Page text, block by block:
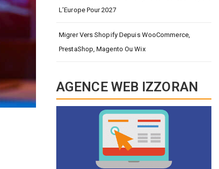
L’Europe Pour 2027
Migrer Vers Shopify Depuis WooCommerce,
PrestaShop, Magento Ou Wix
AGENCE WEB IZZORAN